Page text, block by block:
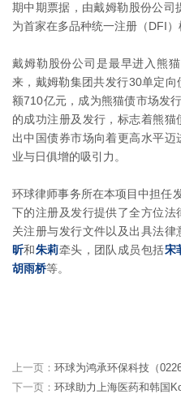
期中期票据，由戴姆勒股份公
为首家在多品种统一注册（DFI
戴姆勒股份公司是最早进入熊
来，戴姆勒集团共发行30单定
额710亿元，成为熊猫债市场发
的成功注册及发行，标志着熊
出中国债券市场向着更高水平
业与日俱增的吸引力。
环球律师事务所在本项目中担任
下的注册及发行提供了全方位
关注册与发行文件以及出具法
昕和朱莉牵头，团队成员包括宋
胡雨桥等。
上一页： 环球为鸿承环保科技（
下一页： 环球助力上海医药和韩国